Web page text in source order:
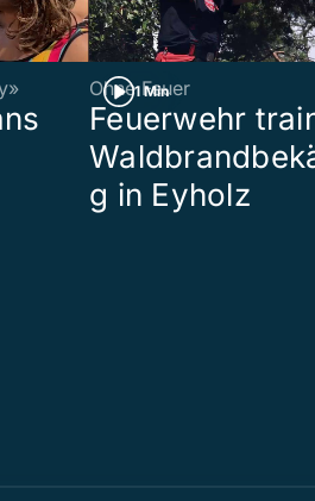
1 Min
Ohne Feuer
Feuerwehr
g in Eyholz